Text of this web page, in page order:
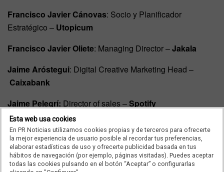
Francisco Javier Cánovas: Socio y Planificador
Estratégico – Utopicum
Francisco Javier Oliete: Managing Director –Jakala
Jaime Aróstegui: Digital Creative Marketing Head –
Caixabank
Jaime Pelegrí: Director of sales –Spotify
Javier Oliveros: Brand & Content Marketing Manager –
Disney+ (The Walt Disney Company)
Jonatan Andrés: Productor ejecutivo –somos5
Esta web usa cookies
En PR Noticias utilizamos cookies propias y de terceros para ofrecerte
la mejor experiencia de usuario posible al recordar tus preferencias,
elaborar estadísticas de uso y ofrecerte publicidad basada en tus
hábitos de navegación (por ejemplo, páginas visitadas). Puedes aceptar
todas las cookies pulsando en el botón “Aceptar” o configurarlas